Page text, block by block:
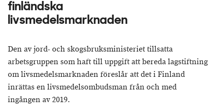
finländska
livsmedelsmarknaden
Den av jord- och skogsbruksministeriet tillsatta
arbetsgruppen som haft till uppgift att bereda lagstiftning
om livsmedelsmarknaden föreslår att det i Finland
inrättas en livsmedelsombudsman från och med
ingången av 2019.